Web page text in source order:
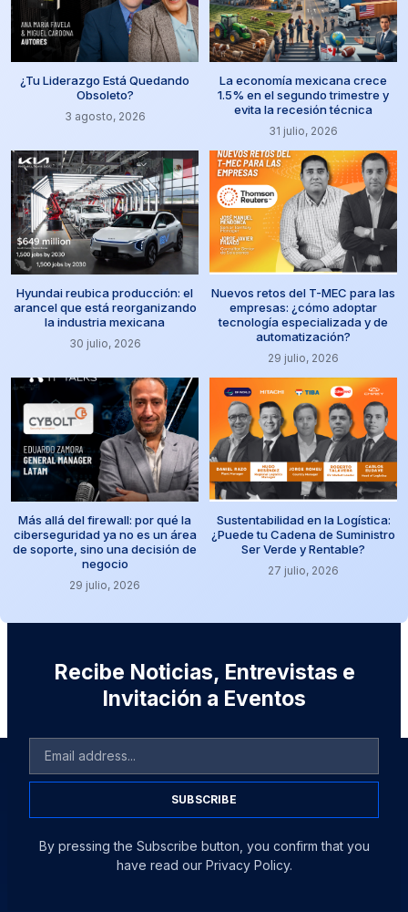
¿Tu Liderazgo Está Quedando
Obsoleto?
3 agosto, 2026
La economía mexicana crece
1.5% en el segundo trimestre y
evita la recesión técnica
31 julio, 2026
Hyundai reubica producción: el
arancel que está reorganizando
la industria mexicana
30 julio, 2026
Nuevos retos del T-MEC para las
empresas: ¿cómo adoptar
tecnología especializada y de
automatización?
29 julio, 2026
Más allá del firewall: por qué la
ciberseguridad ya no es un área
de soporte, sino una decisión de
negocio
29 julio, 2026
Sustentabilidad en la Logística:
¿Puede tu Cadena de Suministro
Ser Verde y Rentable?
27 julio, 2026
Recibe Noticias, Entrevistas e
Invitación a Eventos
SUBSCRIBE
By pressing the Subscribe button, you confirm that you
have read our Privacy Policy.